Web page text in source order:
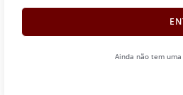
Ainda não tem uma